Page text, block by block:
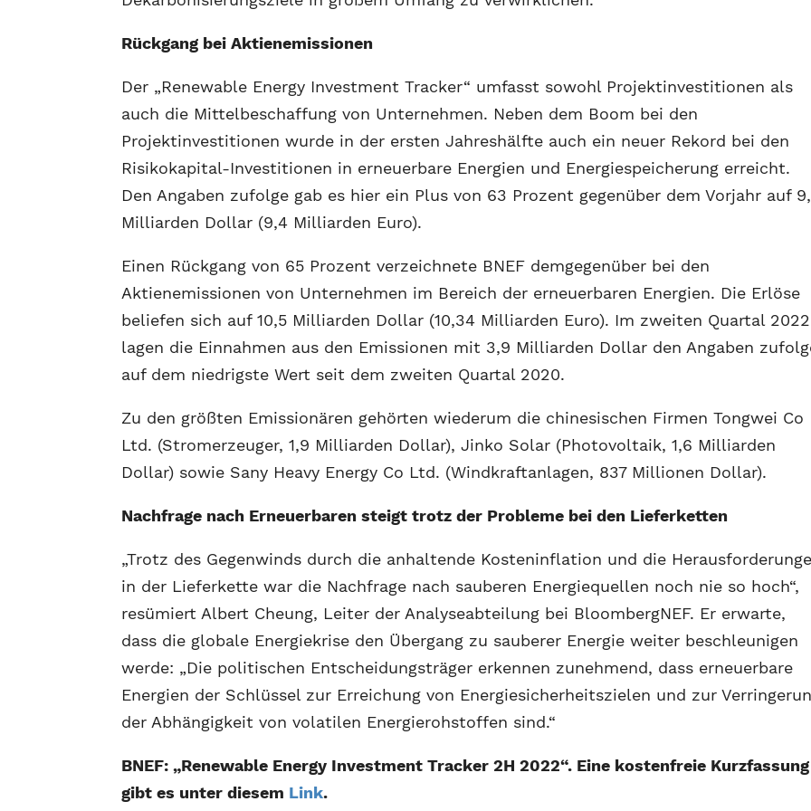
Rückgang bei Aktienemissionen
Der „Renewable Energy Investment Tracker“ umfasst sowohl Projektinvestitionen als
auch die Mittelbeschaffung von Unternehmen. Neben dem Boom bei den
Projektinvestitionen wurde in der ersten Jahreshälfte auch ein neuer Rekord bei den
Risikokapital-Investitionen in erneuerbare Energien und Energiespeicherung erreicht.
Den Angaben zufolge gab es hier ein Plus von 63 Prozent gegenüber dem Vorjahr auf
Milliarden Dollar (9,4 Milliarden Euro).
Einen Rückgang von 65 Prozent verzeichnete BNEF demgegenüber bei den
Aktienemissionen von Unternehmen im Bereich der erneuerbaren Energien. Die Erlöse
beliefen sich auf 10,5 Milliarden Dollar (10,34 Milliarden Euro). Im zweiten Quartal 2022
lagen die Einnahmen aus den Emissionen mit 3,9 Milliarden Dollar den Angaben
auf dem niedrigste Wert seit dem zweiten Quartal 2020.
Zu den größten Emissionären gehörten wiederum die chinesischen Firmen Tongwei Co
Ltd. (Stromerzeuger, 1,9 Milliarden Dollar), Jinko Solar (Photovoltaik, 1,6 Milliarden
Dollar) sowie Sany Heavy Energy Co Ltd. (Windkraftanlagen, 837 Millionen Dollar).
Nachfrage nach Erneuerbaren steigt trotz der Probleme bei den Lieferketten
„Trotz des Gegenwinds durch die anhaltende Kosteninflation und die
in der Lieferkette war die Nachfrage nach sauberen Energiequellen noch nie so hoch“,
resümiert Albert Cheung, Leiter der Analyseabteilung bei BloombergNEF. Er erwarte,
dass die globale Energiekrise den Übergang zu sauberer Energie weiter beschleunigen
werde: „Die politischen Entscheidungsträger erkennen zunehmend, dass erneuerbare
Energien der Schlüssel zur Erreichung von Energiesicherheitszielen und zur
der Abhängigkeit von volatilen Energierohstoffen sind.“
BNEF: „Renewable Energy Investment Tracker 2H 2022“. Eine kostenfreie Kurzfassung
gibt es unter diesem Link.